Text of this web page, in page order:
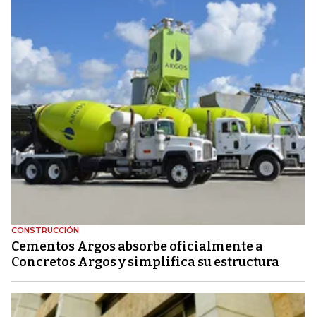
CONSTRUCCIÓN
Cementos Argos absorbe oficialmente a
Concretos Argos y simplifica su estructura